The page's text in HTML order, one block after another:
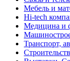
Мебель и
Hi-tech
Медицина и
Транспорт,